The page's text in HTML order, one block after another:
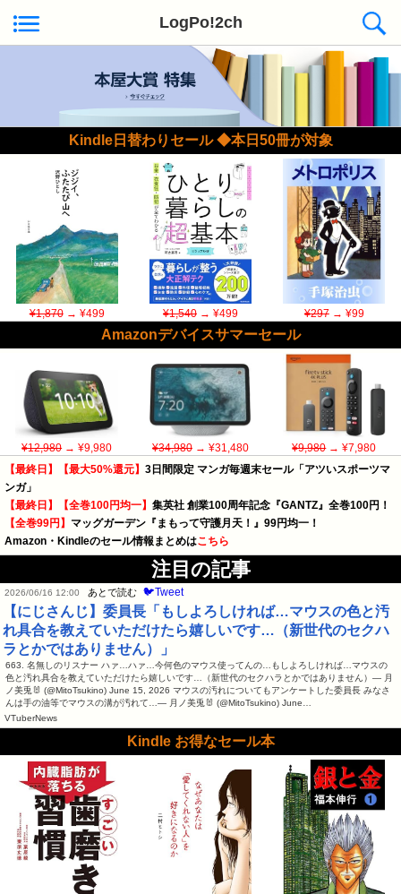
LogPo!2ch
Kindle日替わりセール ◆本日50冊が対象
¥1,870→ ¥499 ¥1,540→ ¥499 ¥297→ ¥99
Amazonデバイスサマーセール
¥12,980→ ¥9,980 ¥34,980→ ¥31,480 ¥9,980→ ¥7,980
【最終日】【最大50%還元】 3日間限定 マンガ毎週末セール「アツいスポーツマ
ンガ」
【最終日】【全巻100円均一】 集英社 創業100周年記念『GANTZ』全巻100円！
【全巻99円】 マッグガーデン『まもって守護月天！』99円均一！
Amazon・Kindleのセール情報まとめはこちら
注目の記事
2026/06/16 12:00 あとで読む 🐦Tweet
【にじさんじ】委員長「もしよろしければ…マウスの色と汚
れ具合を教えていただけたら嬉しいです…（新世代のセクハ
ラとかではありません）」
663. 名無しのリスナー ハァ…ハァ…今何色のマウス使ってんの…もしよろしければ…マウスの
色と汚れ具合を教えていただけたら嬉しいです…（新世代のセクハラとかではありません）— 月
ノ美兎🐰 (@MitoTsukino) June 15, 2026 マウスの汚れについてもアンケートした委員長 みなさ
んは手の油等でマウスの溝が汚れて…— 月ノ美兎🐰 (@MitoTsukino) June…
VTuberNews
Kindle お得なセール本